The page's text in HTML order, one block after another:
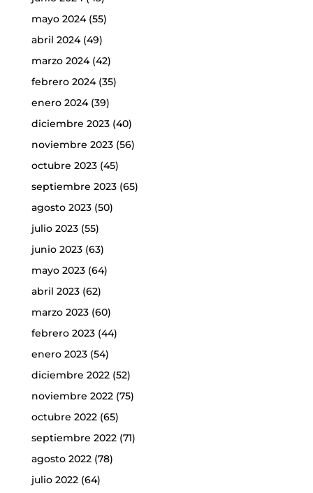
mayo 2024(55)
abril 2024(49)
marzo 2024(42)
febrero 2024(35)
enero 2024(39)
diciembre 2023(40)
noviembre 2023(56)
octubre 2023(45)
septiembre 2023(65)
agosto 2023(50)
julio 2023(55)
junio 2023(63)
mayo 2023(64)
abril 2023(62)
marzo 2023(60)
febrero 2023(44)
enero 2023(54)
diciembre 2022(52)
noviembre 2022(75)
octubre 2022(65)
septiembre 2022(71)
agosto 2022(78)
julio 2022(64)